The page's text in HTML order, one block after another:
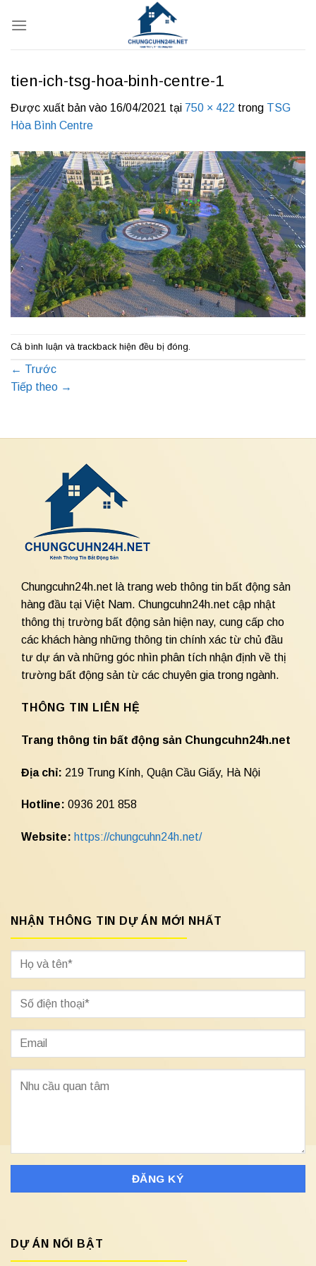
qua
tien-ich-tsg-hoa-binh-centre-1
Được xuất bản vào 16/04/2021 tại 750 × 422 trong TSG
Hòa Bình Centre
Cả bình luận và trackback hiện đều bị đóng.
← Trước
Tiếp theo →
Chungcuhn24h.net là trang web thông tin bất động sản
hàng đầu tại Việt Nam. Chungcuhn24h.net cập nhật
thông thị trường bất động sản hiện nay, cung cấp cho
các khách hàng những thông tin chính xác từ chủ đầu
tư dự án và những góc nhìn phân tích nhận định về thị
trường bất động sản từ các chuyên gia trong ngành.
THÔNG TIN LIÊN HỆ
Trang thông tin bất động sản Chungcuhn24h.net
Địa chỉ: 219 Trung Kính, Quận Cầu Giấy, Hà Nội
Hotline: 0936 201 858
Website: https://chungcuhn24h.net/
NHẬN THÔNG TIN DỰ ÁN MỚI NHẤT
DỰ ÁN NỔI BẬT